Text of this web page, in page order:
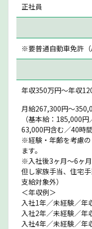
正社員
※要普通自動車免許（
年収350万円〜年収
月給267,300円～
（基本給：185,000
63,000円含む／40時
※経験・年齢を考慮
ます。
※入社後3ヶ月〜6ヶ月
但し家族手当、住宅
支給対象外）
＜年収例＞
入社1年／未経験／年
入社2年／未経験／年
入社4年／未経験／年